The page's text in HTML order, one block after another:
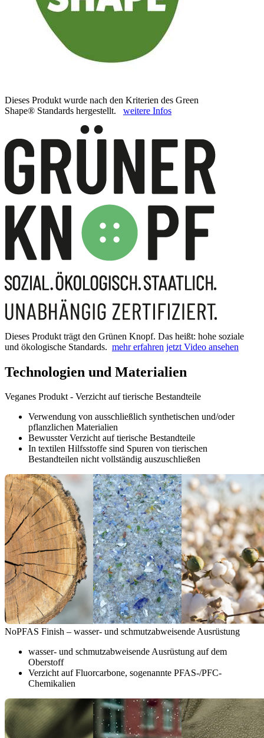
Dieses Produkt wurde nach den Kriterien des Green
Shape® Standards hergestellt. weitere Infos
Dieses Produkt trägt den Grünen Knopf. Das heißt: hohe soziale
und ökologische Standards. mehr erfahren jetzt Video ansehen
Technologien und Materialien
Veganes Produkt - Verzicht auf tierische Bestandteile
Verwendung von ausschließlich synthetischen und/oder
pflanzlichen Materialien
Bewusster Verzicht auf tierische Bestandteile
In textilen Hilfsstoffe sind Spuren von tierischen
Bestandteilen nicht vollständig auszuschließen
NoPFAS Finish – wasser- und schmutzabweisende Ausrüstung
wasser- und schmutzabweisende Ausrüstung auf dem
Oberstoff
Verzicht auf Fluorcarbone, sogenannte PFAS-/PFC-
Chemikalien